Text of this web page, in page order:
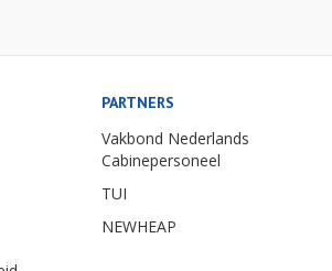
PARTNERS
Vakbond Nederlands
Cabinepersoneel
TUI
NEWHEAP